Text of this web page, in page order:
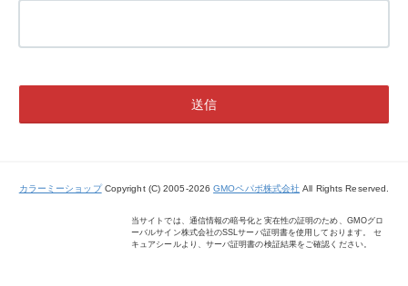
カラーミーショップCopyright (C) 2005-2026GMOペパボ株式会社 All Rights Reserved.
当サイトでは、通信情報の暗号化と実在性の証明のため、GMOグロ
ーバルサイン株式会社のSSLサーバ証明書を使用しております。 セ
キュアシールより、サーバ証明書の検証結果をご確認ください。